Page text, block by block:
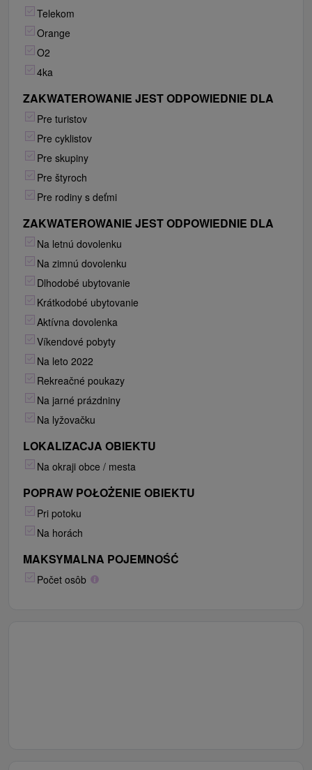
Telekom
Orange
O2
4ka
ZAKWATEROWANIE JEST ODPOWIEDNIE DLA
Pre turistov
Pre cyklistov
Pre skupiny
Pre štyroch
Pre rodiny s deťmi
ZAKWATEROWANIE JEST ODPOWIEDNIE DLA
Na letnú dovolenku
Na zimnú dovolenku
Dlhodobé ubytovanie
Krátkodobé ubytovanie
Aktívna dovolenka
Víkendové pobyty
Na leto 2022
Rekreačné poukazy
Na jarné prázdniny
Na lyžovačku
LOKALIZACJA OBIEKTU
Na okraji obce / mesta
POPRAW POŁOŻENIE OBIEKTU
Pri potoku
Na horách
MAKSYMALNA POJEMNOŚĆ
Počet osôb